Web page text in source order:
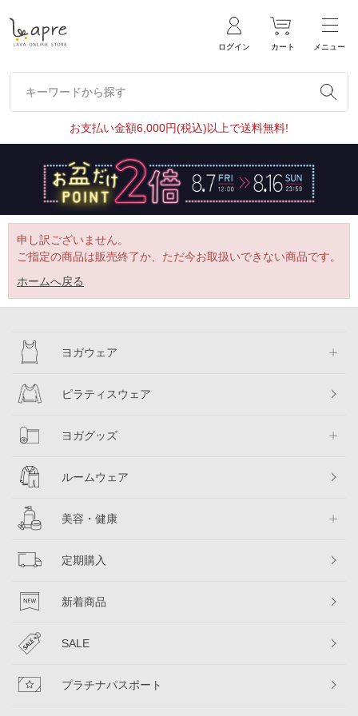
ログイン カート メニュー
キーワードから探す
キーワードから探す
お支払い金額6,000円(税込)以上で送料無料!
申し訳ございません。
ご指定の商品は販売終了か、ただ今お取扱いできない商品です。
ホームへ戻る
ヨガウェア
ピラティスウェア
ヨガグッズ
ルームウェア
美容・健康
定期購入
新着商品
SALE
プラチナパスポート